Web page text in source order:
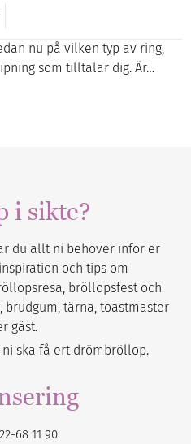
nu på vilken typ av ring,
som tilltalar dig. Är…
i sikte?
du allt ni behöver inför er
och tips om
bröllopsfest och
tärna, toastmaster
gäst.
ska få ert drömbröllop.
68 11 90